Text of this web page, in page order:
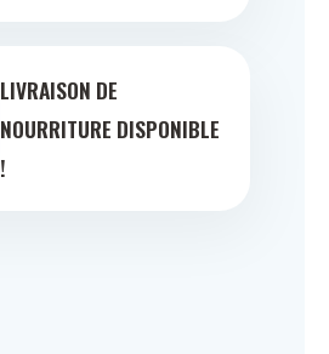
LIVRAISON DE
NOURRITURE DISPONIBLE
!